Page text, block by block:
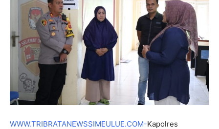
WWW.TRIBRATANEWSSIMEULUE.COM-Kapolres